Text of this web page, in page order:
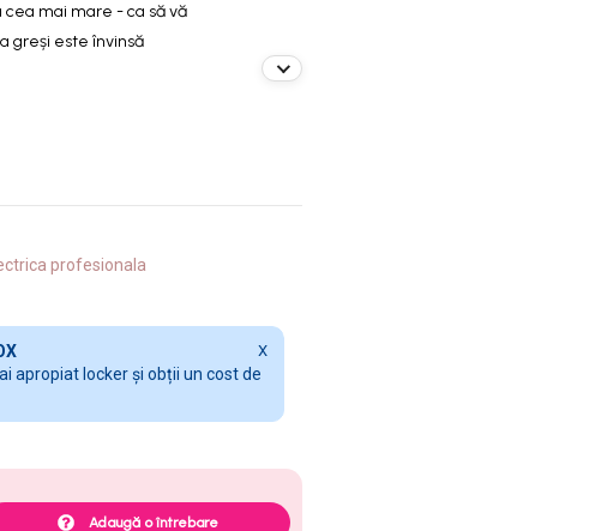
mai mare - ca să vă
greși este învinsă
profesionala
apropiat locker și obții un cost de
X
Adaugă o întrebare